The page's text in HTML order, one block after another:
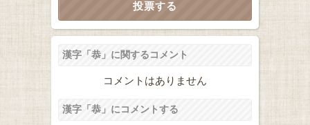
漢字「恭」に関するコメント
コメントはありません
漢字「恭」にコメントする